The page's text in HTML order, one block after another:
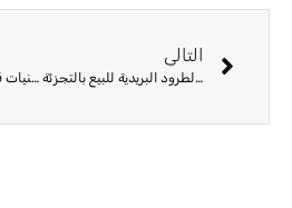
كتب رفع القوالب الهندسية: تقنيات قطع القوالب والتجميع
التالي
حلول تغليف الكتب المخصصة: تصميم الصناديق الصلبة والطرود البريدية للبيع بالتجزئة